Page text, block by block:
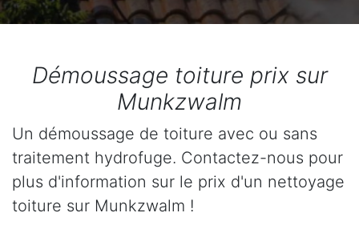
Démoussage toiture prix sur
Munkzwalm
Un démoussage de toiture avec ou sans
traitement hydrofuge. Contactez-nous pour
plus d'information sur le prix d'un nettoyage
toiture sur Munkzwalm !